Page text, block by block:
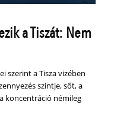
a Tiszát: Nem
szerint a Tisza vizében
szintje, sőt, a
koncentráció némileg